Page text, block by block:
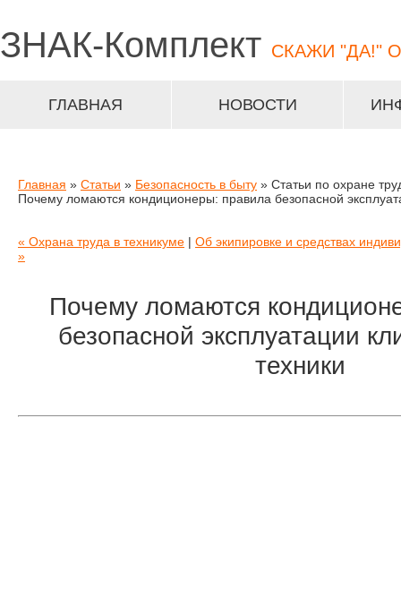
ЗНАК-Комплект СКАЖИ "ДА!"
ГЛАВНАЯ НОВОСТИ
Главная » Статьи » Безопасность в быту » Статьи по охране
Почему ломаются кондиционеры: правила безопасной
« Охрана труда в техникуме | Об экипировке и средствах
»
Почему ломаются
безопасной эксплуатации
техники